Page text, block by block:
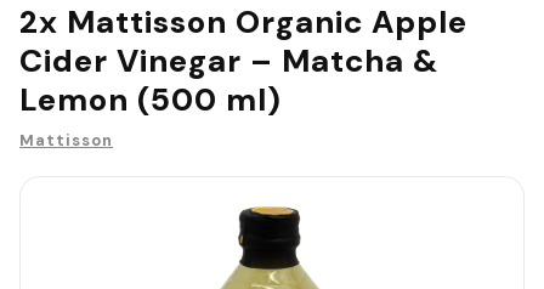
2x Mattisson Organic Apple
Cider Vinegar – Matcha &
Lemon (500 ml)
Mattisson